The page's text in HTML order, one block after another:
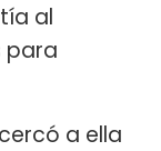
al
para
a ella